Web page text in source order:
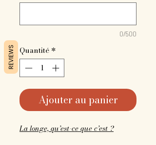
0/500
Quantité *
Ajouter au panier
La longe, qu’est-ce que c’est ?
REVIEWS